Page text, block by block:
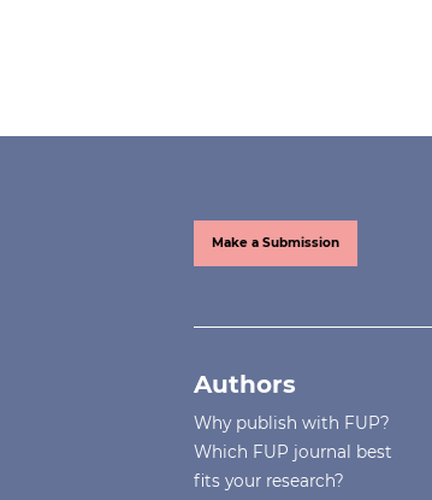
Make a Submission
Authors
Why publish with FUP?
Which FUP journal best
fits your research?